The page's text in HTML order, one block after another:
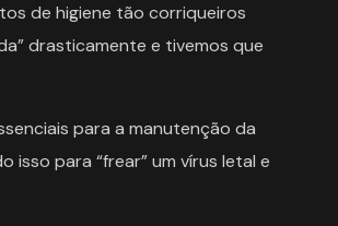
de higiene tão corriqueiros
drasticamente e tivemos que
para a manutenção da
isso para “frear” um vírus letal e